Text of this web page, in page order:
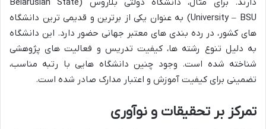
دارند. برای مثال، دانشگاه دولتی بلاروس (Belarusian State
University – BSU) به عنوان یکی از برترین و قدیمی ترین دانشگاه
های کشور، در رده بندی های معتبر جهانی حضور دارد. این دانشگاه
به دلیل تنوع رشته ها، کیفیت تدریس و فعالیت های پژوهشی
شناخته شده است. وجود چنین دانشگاه هایی با رتبه مناسب،
تضمینی برای کیفیت آموزش و اعتبار مدارک صادر شده است.
تمرکز بر تحقیقات و نوآوری